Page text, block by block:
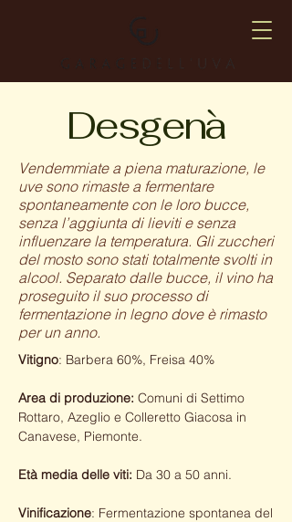
Desgenà
Vendemmiate a piena maturazione, le
uve sono rimaste a fermentare
spontaneamente con le loro bucce,
senza l’aggiunta di lieviti e senza
influenzare la temperatura. Gli zuccheri
del mosto sono stati totalmente svolti in
alcool. Separato dalle bucce, il vino ha
proseguito il suo processo di
fermentazione in legno dove è rimasto
per un anno.
Vitigno: Barbera 60%, Freisa 40%
Area di produzione: Comuni di Settimo
Rottaro, Azeglio e Colleretto Giacosa in
Canavese, Piemonte.
Età media delle viti: Da 30 a 50 anni.
Vinificazione: Fermentazione spontanea del